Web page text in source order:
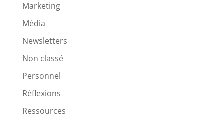
Marketing
Média
Newsletters
Non classé
Personnel
Réflexions
Ressources